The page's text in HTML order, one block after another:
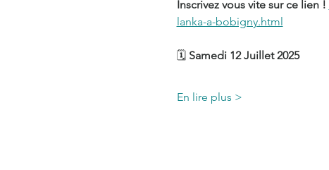
Inscrivez vous vite sur ce lien !
lanka-a-bobigny.html
🗓 Samedi 12 Juillet 2025
En lire plus >